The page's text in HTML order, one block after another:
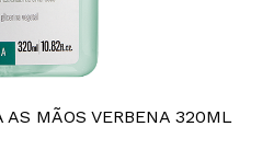
AS MÃOS VERBENA 320ML